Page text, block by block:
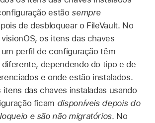
estão sempre
de desbloquear o FileVault. No
visionOS, os itens das chaves
perfil de configuração têm
dependendo do tipo e de
e onde estão instalados.
itens das chaves instaladas usando
ficam disponíveis depois do
e são não migratórios. No